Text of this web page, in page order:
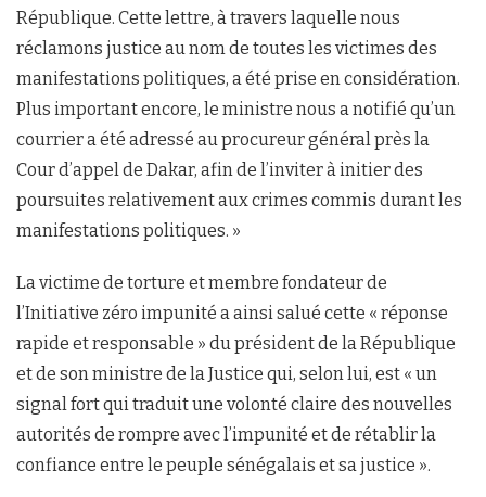
République. Cette lettre, à travers laquelle nous
réclamons justice au nom de toutes les victimes des
manifestations politiques, a été prise en considération.
Plus important encore, le ministre nous a notifié qu’un
courrier a été adressé au procureur général près la
Cour d’appel de Dakar, afin de l’inviter à initier des
poursuites relativement aux crimes commis durant les
manifestations politiques. »
La victime de torture et membre fondateur de
l’Initiative zéro impunité a ainsi salué cette « réponse
rapide et responsable » du président de la République
et de son ministre de la Justice qui, selon lui, est « un
signal fort qui traduit une volonté claire des nouvelles
autorités de rompre avec l’impunité et de rétablir la
confiance entre le peuple sénégalais et sa justice ».